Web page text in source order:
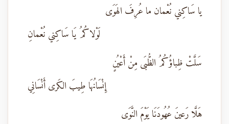
يا سَاكِني نُعْمان ما عُرِفَ الهَوَى
لَوْلاكُمُ يَا سَاكِني نُعْمانِ
سَلَّتْ ظِباؤُكُمُ الظُّبَى مِنْ أَعْيُنٍ
إِنْسَانُهَا طِيبَ الكَرى أَنْسَانِي
هَلَّا رَعينَ عُهُودَنَا يَوْمَ النَّوَى